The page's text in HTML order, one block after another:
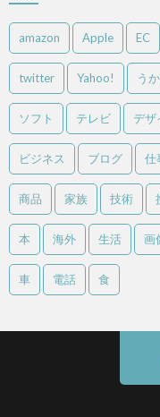
amazon Apple EC
twitter Yahoo! う
ソフト テレビ デザ
ビジネス ブログ 仕
商品 家族 技術
本 海外 生活 画
車 電話 食